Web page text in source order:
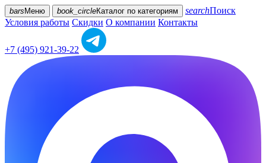
bars Меню book_circleКаталог по категориям searchПоиск
Условия работы Скидки О компании Контакты
+7 (495) 921-39-22